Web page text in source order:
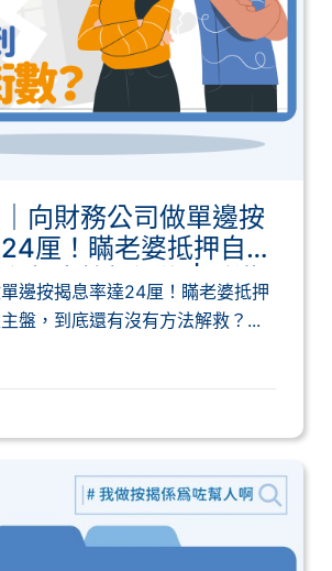
向財務公司做單邊按
厘！瞞老婆抵押自住
盤｜按揭通識 | 香港
邊按揭息率達24厘！瞞老婆抵押
盤，到底還有沒有方法解救？...